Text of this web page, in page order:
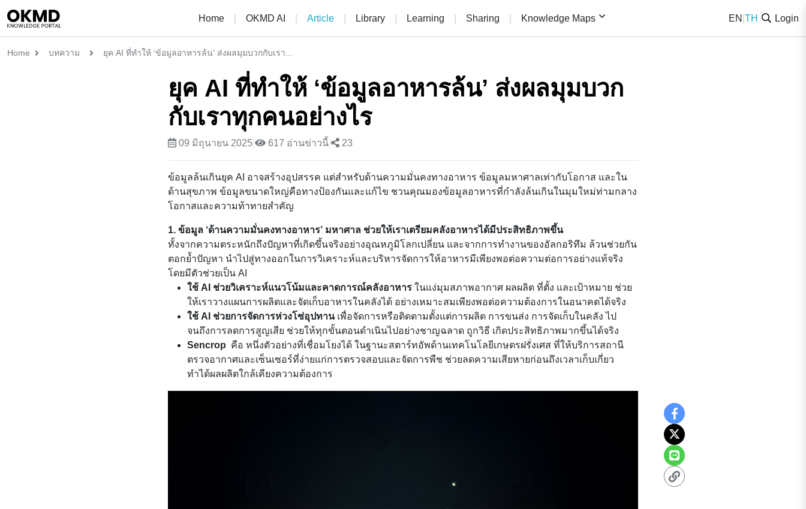
Home OKMD AI Article Library Learning Sharing Knowledge Maps EN TH Login
Home บทความ ยุค AI ที่ทำให้ ‘ข้อมูลอาหารล้น’ ส่งผลมุมบวกกับเรา...
ยุค AI ที่ทำให้ ‘ข้อมูลอาหารล้น’ ส่งผลมุมบวก
กับเราทุกคนอย่างไร
09 มิถุนายน 2025 617 อ่านข่าวนี้ 23
ข้อมูลล้นเกินยุค AI อาจสร้างอุปสรรค แต่สำหรับด้านความมั่นคงทางอาหาร ข้อมูลมหาศาลเท่ากับโอกาส และใน
ด้านสุขภาพ ข้อมูลขนาดใหญ่คือทางป้องกันและแก้ไข ชวนคุณมองข้อมูลอาหารที่กำลังล้นเกินในมุมใหม่ท่ามกลาง
โอกาสและความท้าทายสำคัญ
1. ข้อมูล ‘ด้านความมั่นคงทางอาหาร’ มหาศาล ช่วยให้เราเตรียมคลังอาหารได้มีประสิทธิภาพขึ้น
ทั้งจากความตระหนักถึงปัญหาที่เกิดขึ้นจริงอย่างอุณหภูมิโลกเปลี่ยน และจากการทำงานของอัลกอริทึม ล้วนช่วยกัน
ตอกย้ำปัญหา นำไปสู่ทางออกในการวิเคราะห์และบริหารจัดการให้อาหารมีเพียงพอต่อความต่อการอย่างแท้จริง
โดยมีตัวช่วยเป็น AI
ใช้ AI ช่วยวิเคราะห์แนวโน้มและคาดการณ์คลังอาหาร ในแง่มุมสภาพอากาศ ผลผลิต ที่ตั้ง และเป้าหมาย ช่วย
ให้เราวางแผนการผลิตและจัดเก็บอาหารในคลังได้ อย่างเหมาะสมเพียงพอต่อความต้องการในอนาคตได้จริง
ใช้ AI ช่วยการจัดการห่วงโซ่อุปทานเพื่อจัดการหรือติดตามตั้งแต่การผลิต การขนส่ง การจัดเก็บในคลัง ไป
จนถึงการลดการสูญเสีย ช่วยให้ทุกขั้นตอนดำเนินไปอย่างชาญฉลาด ถูกวิธี เกิดประสิทธิภาพมากขึ้นได้จริง
Sencrop คือ หนึ่งตัวอย่างที่เชื่อมโยงได้ ในฐานะสตาร์ทอัพด้านเทคโนโลยีเกษตรฝรั่งเศส ที่ให้บริการสถานี
ตรวจอากาศและเซ็นเซอร์ที่ง่ายแก่การตรวจสอบและจัดการพืช ช่วยลดความเสียหายก่อนถึงเวลาเก็บเกี่ยว
ทำได้ผลผลิตใกล้เคียงความต้องการ